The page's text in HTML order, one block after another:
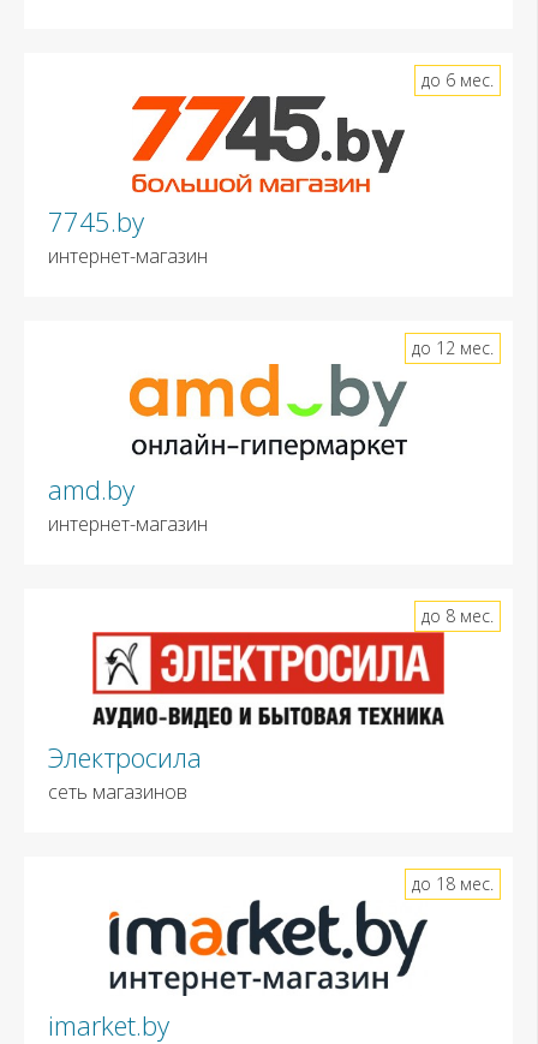
7745.by
интернет-магазин
до 6 мес.
amd.by
интернет-магазин
до 12 мес.
Электросила
сеть магазинов
до 8 мес.
imarket.by
до 18 мес.